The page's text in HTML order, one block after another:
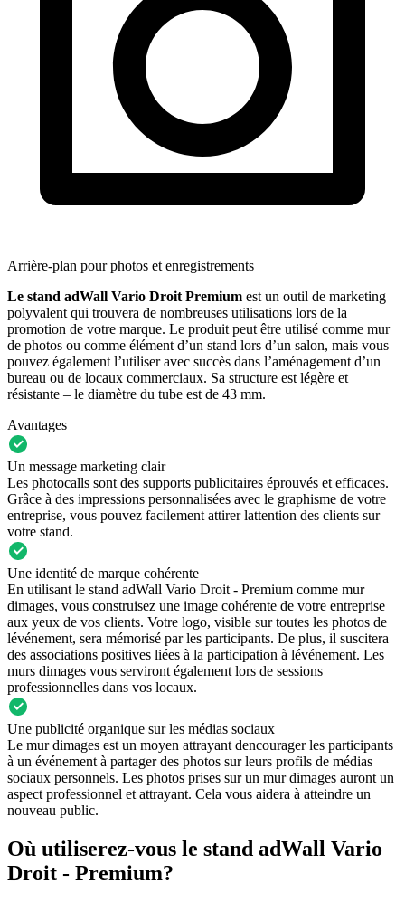
Arrière-plan pour photos et enregistrements
Le stand adWall Vario Droit Premium est un outil de marketing
polyvalent qui trouvera de nombreuses utilisations lors de la
promotion de votre marque. Le produit peut être utilisé comme mur
de photos ou comme élément d’un stand lors d’un salon, mais vous
pouvez également l’utiliser avec succès dans l’aménagement d’un
bureau ou de locaux commerciaux. Sa structure est légère et
résistante – le diamètre du tube est de 43 mm.
Avantages
Un message marketing clair
Les photocalls sont des supports publicitaires éprouvés et efficaces.
Grâce à des impressions personnalisées avec le graphisme de votre
entreprise, vous pouvez facilement attirer lattention des clients sur
votre stand.
Une identité de marque cohérente
En utilisant le stand adWall Vario Droit - Premium comme mur
dimages, vous construisez une image cohérente de votre entreprise
aux yeux de vos clients. Votre logo, visible sur toutes les photos de
lévénement, sera mémorisé par les participants. De plus, il suscitera
des associations positives liées à la participation à lévénement. Les
murs dimages vous serviront également lors de sessions
professionnelles dans vos locaux.
Une publicité organique sur les médias sociaux
Le mur dimages est un moyen attrayant dencourager les participants
à un événement à partager des photos sur leurs profils de médias
sociaux personnels. Les photos prises sur un mur dimages auront un
aspect professionnel et attrayant. Cela vous aidera à atteindre un
nouveau public.
Où utiliserez-vous le stand adWall Vario
Droit - Premium?